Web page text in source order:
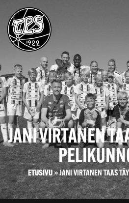
JANI VIRTANEN
ETUSIVU»JANI VIRTANEN TAAS